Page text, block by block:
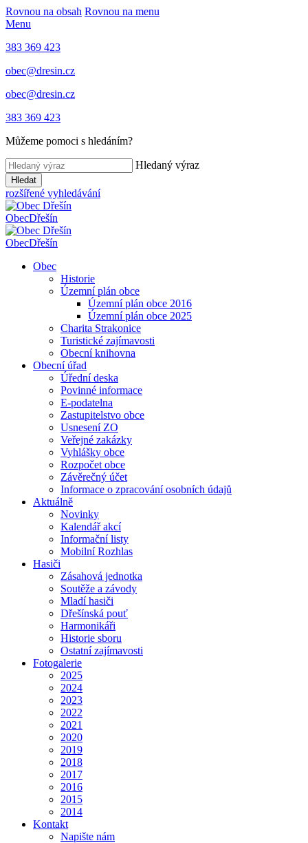
Rovnou na obsah Rovnou na menu
Menu
383 369 423
obec@dresin.cz
obec@dresin.cz
383 369 423
Můžeme pomoci s hledáním?
Hledaný výraz
Hledat
rozšířené vyhledávání
ObecDřešín
ObecDřešín
Obec
Historie
Územní plán obce
Územní plán obce 2016
Územní plán obce 2025
Charita Strakonice
Turistické zajímavosti
Obecní knihovna
Obecní úřad
Úřední deska
Povinné informace
E-podatelna
Zastupitelstvo obce
Usnesení ZO
Veřejné zakázky
Vyhlášky obce
Rozpočet obce
Závěrečný účet
Informace o zpracování osobních údajů
Aktuálně
Novinky
Kalendář akcí
Informační listy
Mobilní Rozhlas
Hasiči
Zásahová jednotka
Soutěže a závody
Mladí hasiči
Dřešínská pouť
Harmonikáři
Historie sboru
Ostatní zajímavosti
Fotogalerie
2025
2024
2023
2022
2021
2020
2019
2018
2017
2016
2015
2014
Kontakt
Napište nám